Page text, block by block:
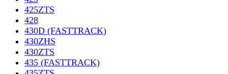
425ZTS
428
430D (FASTTRACK)
430ZHS
430ZTS
435 (FASTTRACK)